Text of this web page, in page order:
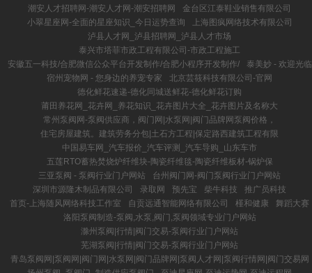
潮安人才招聘网-潮安人才网-潮安招聘网
金台区江泰鞋业销售有限公司
小翠星座网-全面的星座知识_今日运势查询
上海图疯网络技术有限公司
泸县人才网_泸县招聘网_泸县人才市场
泰兴市塔菲市政工程有限公司-市政工程施工
安徽五一科技/合肥微信公众平台开发制作/合肥小程序开发制作/
泰美妙 - 欢迎光临
宿州宠物网 - 您身边的养宠专家
北京芸筱科技有限公司-官网
德化鲜花速递-德化同城送鲜花-德化鲜花订购
莆田养花网_花卉网_养花知识_花卉图片大全_花卉图片及名称大
常州泵阀网-泵阀供应商，阀门网|水泵网|阀门品牌网泵阀价格，
住宅房屋建筑。建筑劳务分包|土石方工程|保定路西建筑工程有限
中国易车网_汽车报价_汽车评测_汽车导购_山东车市
五莲RTO蓄热焚烧炉纤维块-陶瓷纤维毯-陶瓷纤维板材-锅炉保
三亚泵阀 - 泵阀行业门户网站
台州阀门网-阀门泵阀行业门户网站
深圳市源隆木制品有限公司
录取网 预先宝 柴牛科技
推广员科技
首页-上海随风网络科技工作室
自贡远通智能网络有限公司 槿和健康
舞蹈大赛
洛阳泵阀制造-泵阀,水泵,阀门,泵阀领域专业门户网站
滁州泵阀|行情|阀门交易-泵阀行业门户网站
芜湖泵阀|行情|阀门交易-泵阀行业门户网站
青岛泵阀网|泵阀网|阀门网|水泵网|阀门品牌网|泵阀人才网|泵阀行情网|阀门交易网